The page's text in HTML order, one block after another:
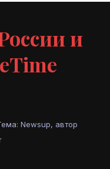
и
Newsup, автор